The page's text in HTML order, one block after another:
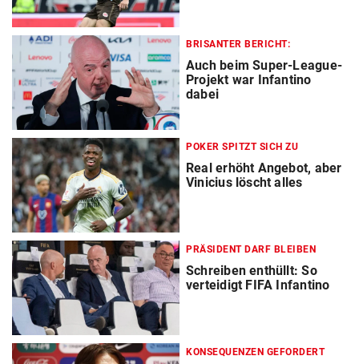
BRISANTER BERICHT:
Auch beim Super-League-
Projekt war Infantino
dabei
POKER SPITZT SICH ZU
Real erhöht Angebot, aber
Vinicius löscht alles
PRÄSIDENT DARF BLEIBEN
Schreiben enthüllt: So
verteidigt FIFA Infantino
KONSEQUENZEN GEFORDERT